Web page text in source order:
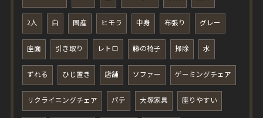
2人 白 国産 ヒモラ 中身 布張り グレー
座面 引き取り レトロ 籐の椅子 掃除 水
ずれる ひじ置き 店舗 ソファー ゲーミングチェア
リクライニングチェア パテ 大塚家具 座りやすい